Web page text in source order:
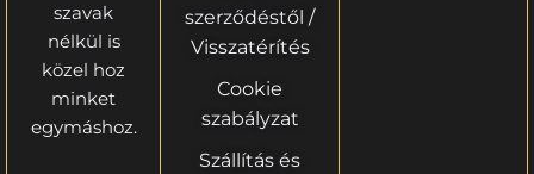
szavak
nélkül is
közel hoz
minket
egymáshoz.
szerződéstől /
Visszatérítés
Cookie
szabályzat
Szállítás és